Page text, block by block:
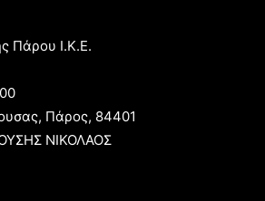
Πάρου Ι.Κ.Ε.
Πάρος, 84401
ΝΙΚΟΛΑΟΣ